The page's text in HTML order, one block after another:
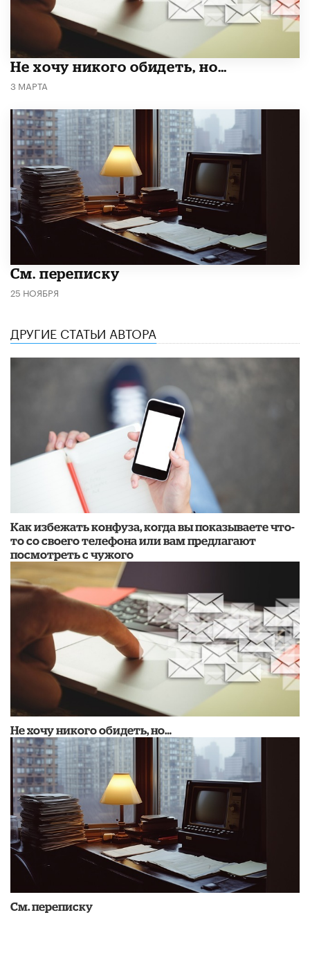
Не хочу никого обидеть, но…
3 МАРТА
См. переписку
25 НОЯБРЯ
ДРУГИЕ СТАТЬИ АВТОРА
Как избежать конфуза, когда вы показываете что-
то со своего телефона или вам предлагают
посмотреть с чужого
Не хочу никого обидеть, но…
См. переписку